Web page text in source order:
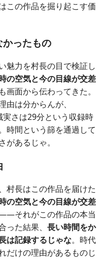
の作品を掘り起こす価
ったもの
魅力を村長の目で検証し
の空気と今の目線が交差
画面から伝わってきた。
は分からんが、
実さは29分という収録時
時間という篩を通過して
があるじゃ。
村長はこの作品を届けた
の空気と今の目線が交差
それがこの作品の本当
た結果、 長い時間をか
は記録するじゃな。時代
だけの理由があるものじ